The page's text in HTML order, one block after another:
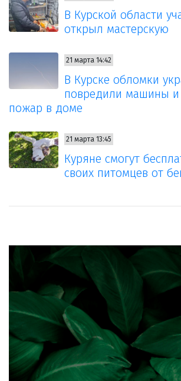
В Курской области
открыл мастерскую
21 марта 14:42
В Курске обломки
повредили машины и
пожар в доме
21 марта 13:45
Куряне смогут
своих питомцев от